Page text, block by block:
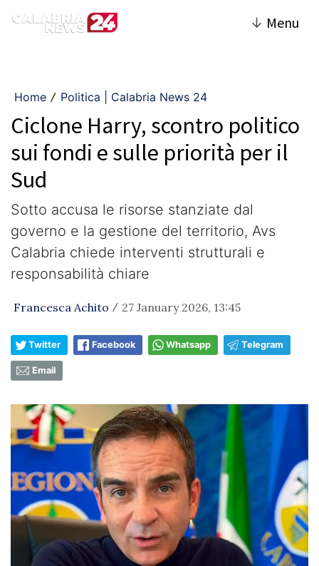
↓ Menu
Home / Politica | Calabria News 24
Ciclone Harry, scontro politico
sui fondi e sulle priorità per il
Sud
Sotto accusa le risorse stanziate dal
governo e la gestione del territorio, Avs
Calabria chiede interventi strutturali e
responsabilità chiare
Francesca Achito / 27 January 2026, 13:45
Twitter Facebook Whatsapp Telegram
Email